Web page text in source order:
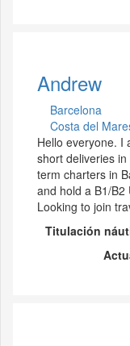
Andrew
Barcelona
Costa del
Hello everyone. I
short deliveries
term charters in
and hold a B1/B2
Looking to join
Titulación